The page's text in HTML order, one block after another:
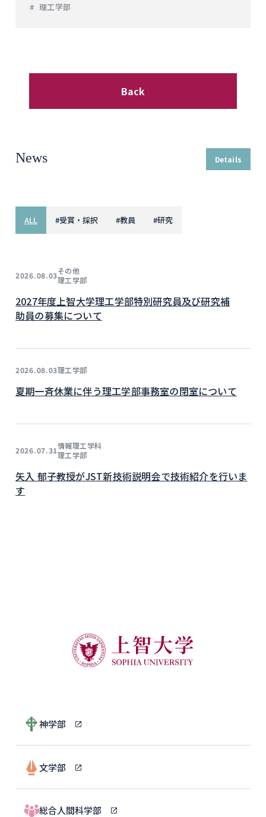
理工学部
Back
News Details
ALL #受賞・採択 #教員 #研究
2026.08.03その他
理工学部
2027年度上智大学理工学部特別研究員及び研究補
助員の募集について
2026.08.03理工学部
夏期一斉休業に伴う理工学部事務室の閉室について
2026.07.31情報理工学科
理工学部
矢入 郁子教授がJST新技術説明会で技術紹介を行いま
す
神学部
文学部
総合人間科学部